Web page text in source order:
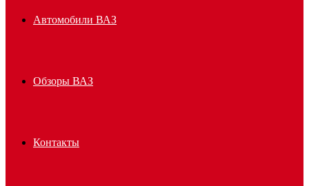
Автомобили ВАЗ
Обзоры ВАЗ
Контакты